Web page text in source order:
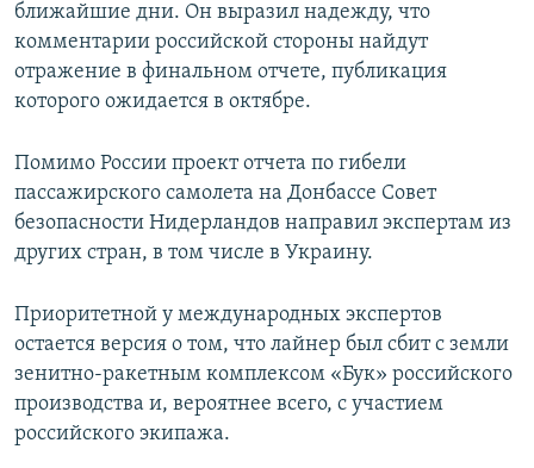
ближайшие дни. Он выразил надежду, что
комментарии российской стороны найдут
отражение в финальном отчете, публикация
которого ожидается в октябре.
Помимо России проект отчета по гибели
пассажирского самолета на Донбассе Совет
безопасности Нидерландов направил экспертам из
других стран, в том числе в Украину.
Приоритетной у международных экспертов
остается версия о том, что лайнер был сбит с земли
зенитно-ракетным комплексом «Бук» российского
производства и, вероятнее всего, с участием
российского экипажа.